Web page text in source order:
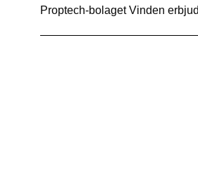
Proptech-bolaget Vinden